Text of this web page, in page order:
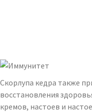
Скорлупа кедра также
восстановления
кремов, настоев и